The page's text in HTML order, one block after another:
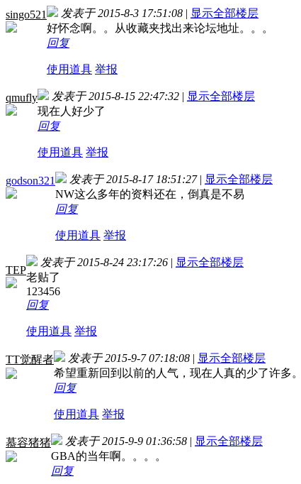
singo521 发表于 2015-8-3 17:51:08 | 显示全部楼层
好怀念啊。。从收藏夹找出来论坛地址。。。
回复
使用道具 举报
qmufly 发表于 2015-8-15 22:47:32 | 显示全部楼层
现在人好少了
回复
使用道具 举报
godson321 发表于 2015-8-17 18:51:27 | 显示全部楼层
NW这么多年的资料还在，倒真是不易
回复
使用道具 举报
TEP
发表于 2015-8-24 23:17:26 | 显示全部楼层
老贴了
123456
回复
使用道具 举报
TT觉醒者 发表于 2015-9-7 07:18:08 | 显示全部楼层
希望重新回到以前的人气，现在人真的少了许多。
回复
使用道具 举报
慕容猪猪 发表于 2015-9-9 01:36:58 | 显示全部楼层
GBA的当年啊。。。。
回复